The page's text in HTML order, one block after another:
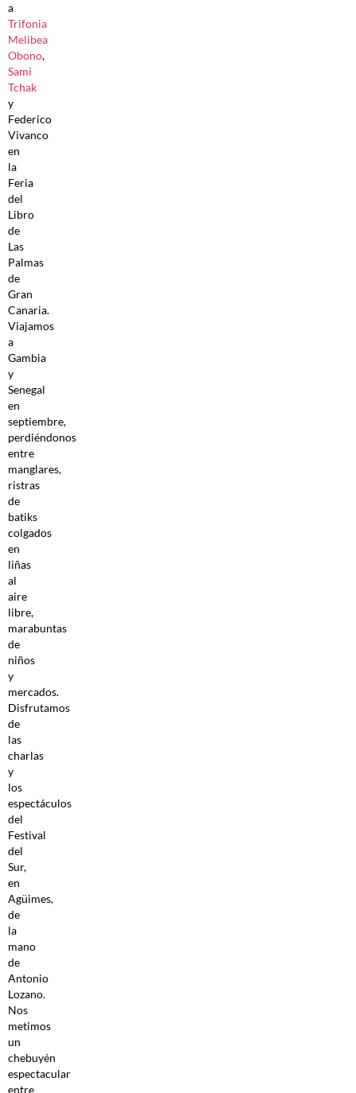
a
Trifonia
Melibea
Obono,
Sami
Tchak
y
Federico
Vivanco
en
la
Feria
del
Libro
de
Las
Palmas
de
Gran
Canaria.
Viajamos
a
Gambia
y
Senegal
en
septiembre,
perdiéndonos
entre
manglares,
ristras
de
batiks
colgados
en
liñas
al
aire
libre,
marabuntas
de
niños
y
mercados.
Disfrutamos
de
las
charlas
y
los
espectáculos
del
Festival
del
Sur,
en
Agüimes,
de
la
mano
de
Antonio
Lozano.
Nos
metimos
un
chebuyén
espectacular
entre